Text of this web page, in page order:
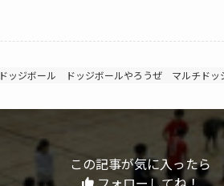
ドッジボール ドッジボールやろうぜ マルチドッ
この記事が気に入ったら